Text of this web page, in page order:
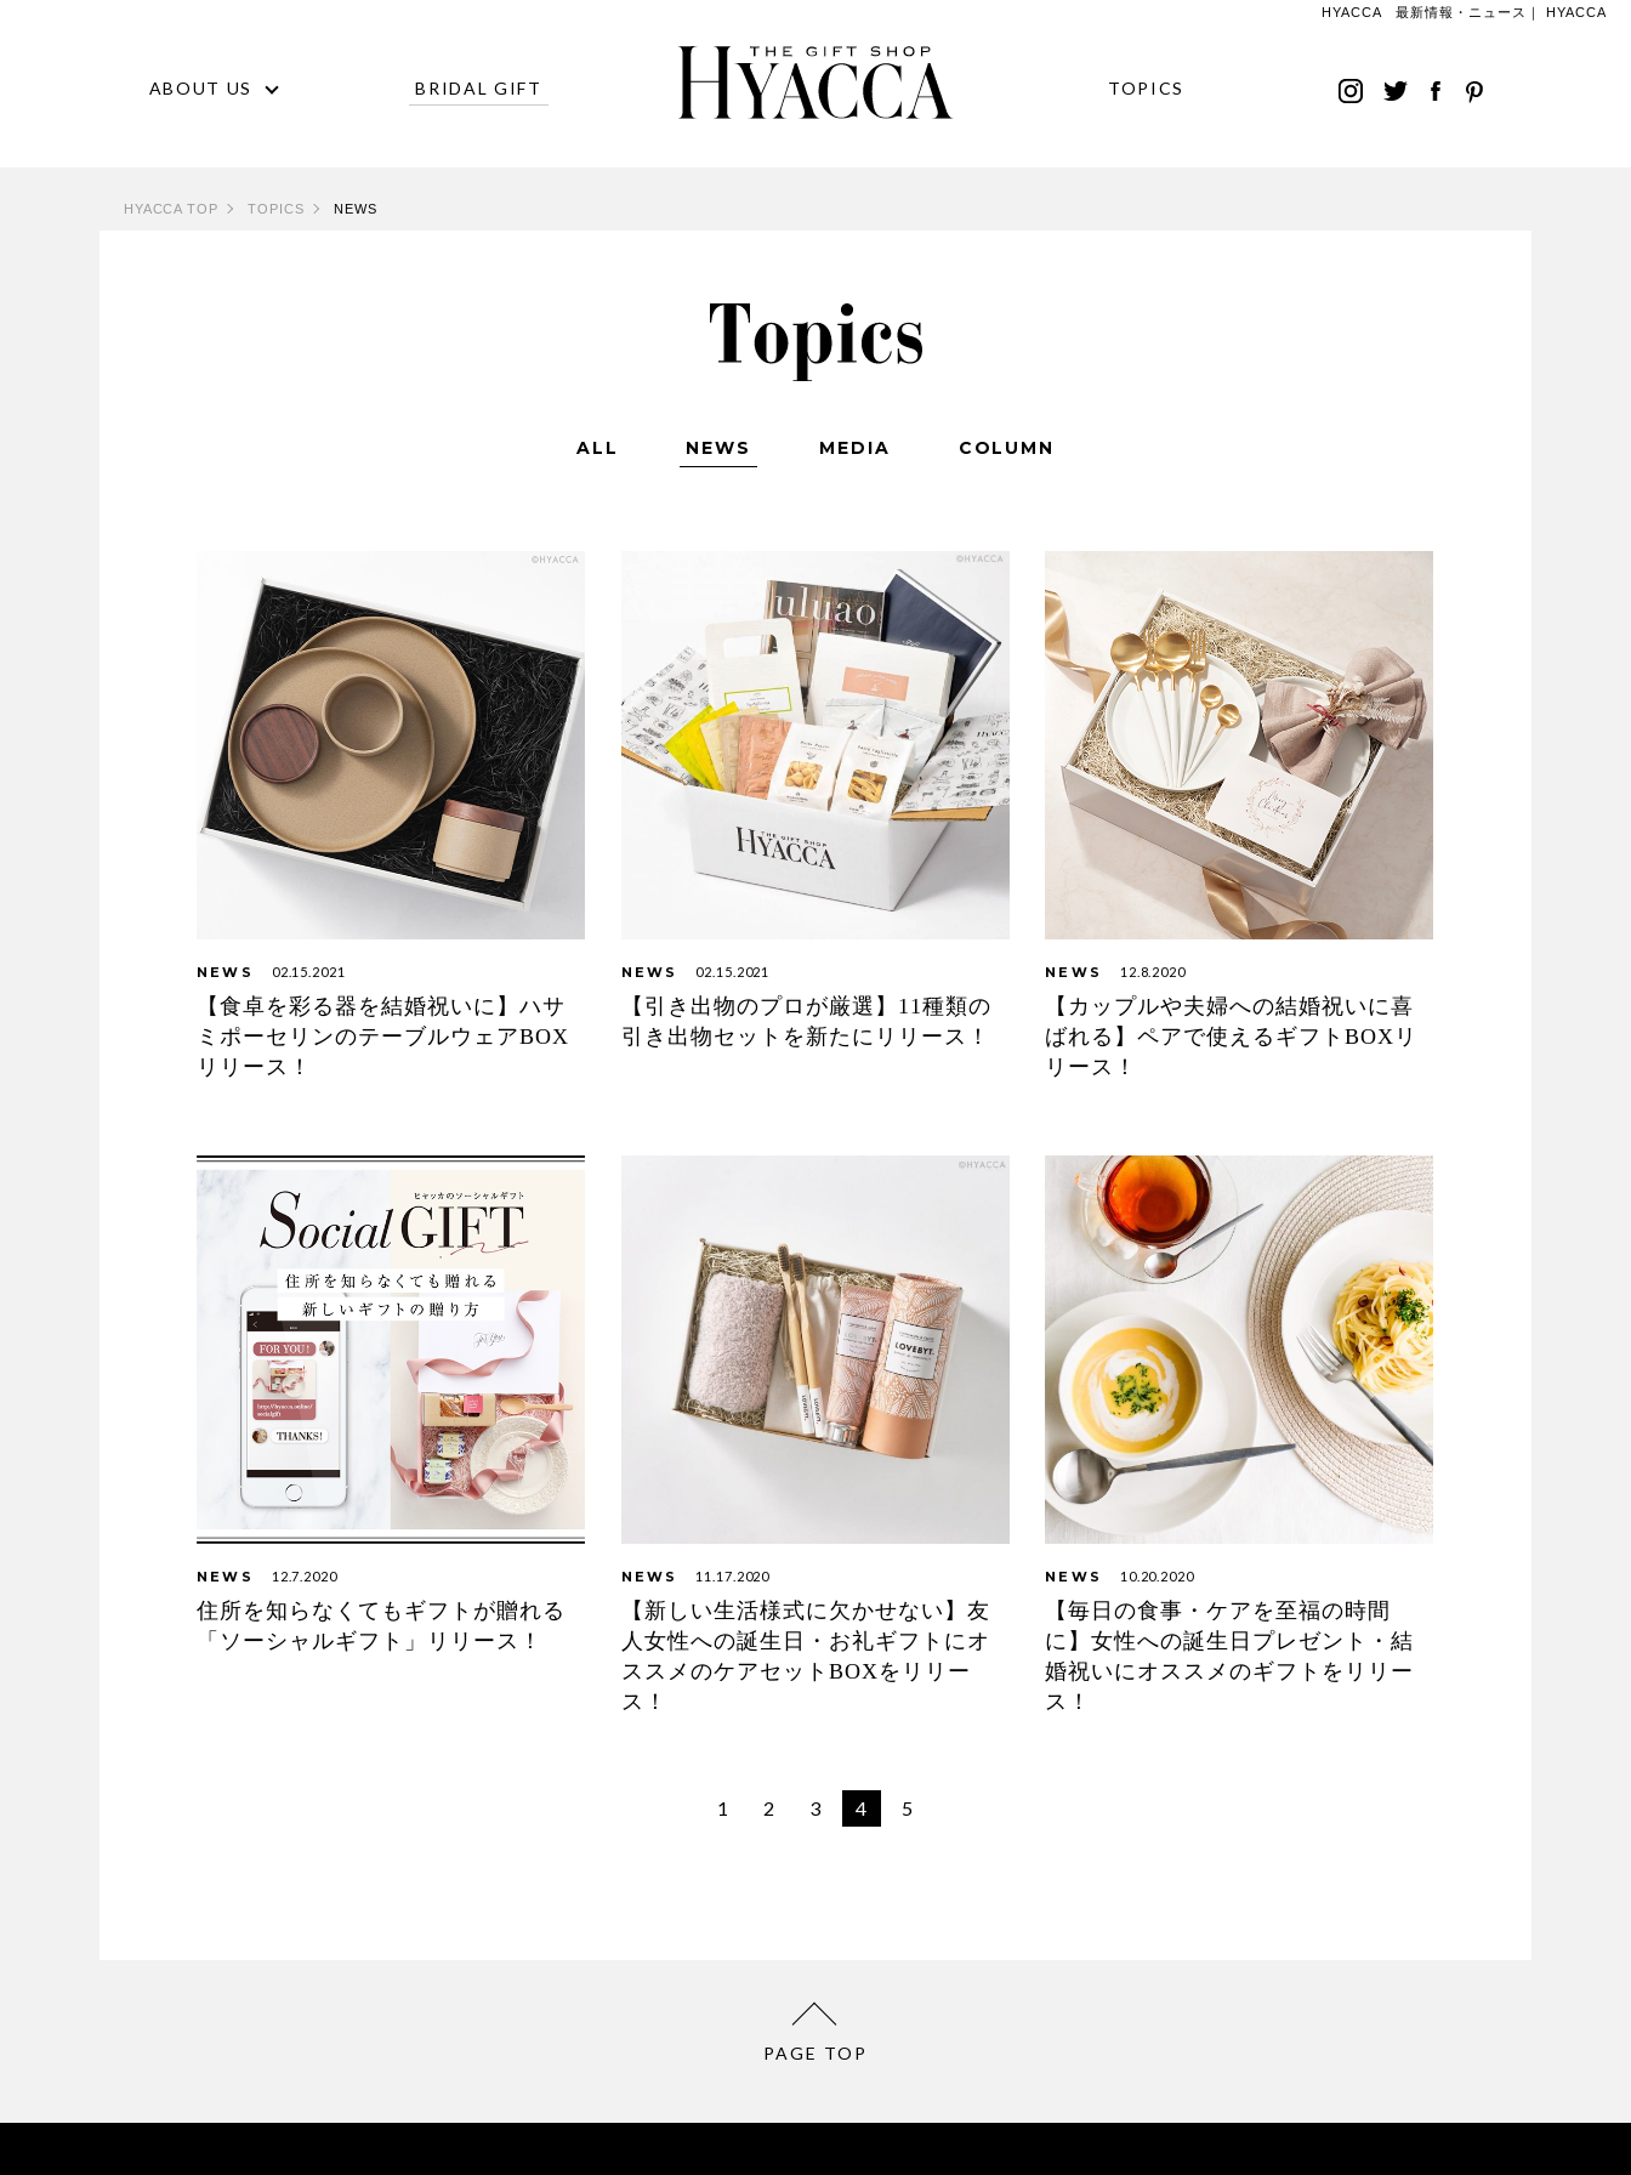
HYACCA 最新情報・ニュース｜ HYACCA
ABOUT US BRIDAL GIFT TOPICS
HYACCA TOP TOPICS NEWS
ALL NEWS MEDIA COLUMN
NEWS 02.15.2021
【食卓を彩る器を結婚祝いに】ハサ
ミポーセリンのテーブルウェアBOX
リリース！
NEWS 02.15.2021
【引き出物のプロが厳選】11種類の
引き出物セットを新たにリリース！
NEWS 12.8.2020
【カップルや夫婦への結婚祝いに喜
ばれる】ペアで使えるギフトBOXリ
リース！
NEWS 12.7.2020
住所を知らなくてもギフトが贈れる
「ソーシャルギフト」リリース！
NEWS 11.17.2020
【新しい生活様式に欠かせない】友
人女性への誕生日・お礼ギフトにオ
ススメのケアセットBOXをリリー
ス！
NEWS 10.20.2020
【毎日の食事・ケアを至福の時間
に】女性への誕生日プレゼント・結
婚祝いにオススメのギフトをリリー
ス！
1 2 3 4 5
PAGE TOP